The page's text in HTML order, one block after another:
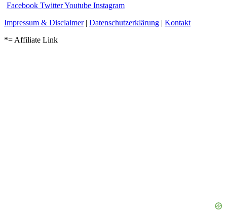
Facebook TwitterYoutube Instagram
Impressum & Disclaimer| Datenschutzerklärung | Kontakt
*= Affiliate Link